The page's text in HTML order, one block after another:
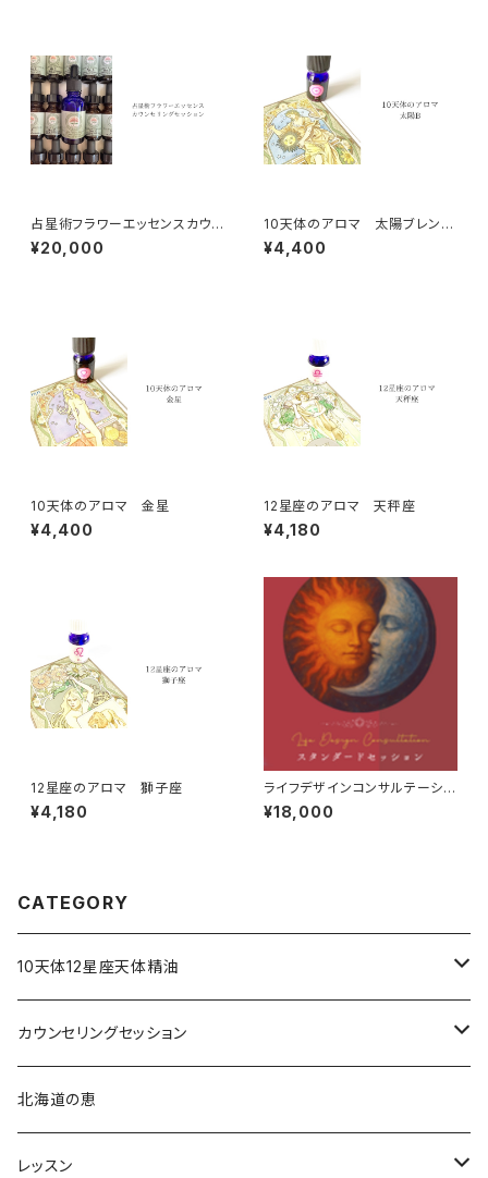
占星術フラワーエッセンスカウン
セリングセッション（国内発送の
み対応）
¥20,000
10天体のアロマ 太陽ブレンド
B
¥4,400
10天体のアロマ 金星
¥4,400
12星座のアロマ 天秤座
¥4,180
12星座のアロマ 獅子座
¥4,180
ライフデザインコンサルテーショ
ン【スタンダードセッション】
¥18,000
CATEGORY
10天体12星座天体精油
占星術アロマミスト
カウンセリングセッション
占星術アロマテラピー®︎
占星術フラワーエッセンス
北海道の恵
レッスン